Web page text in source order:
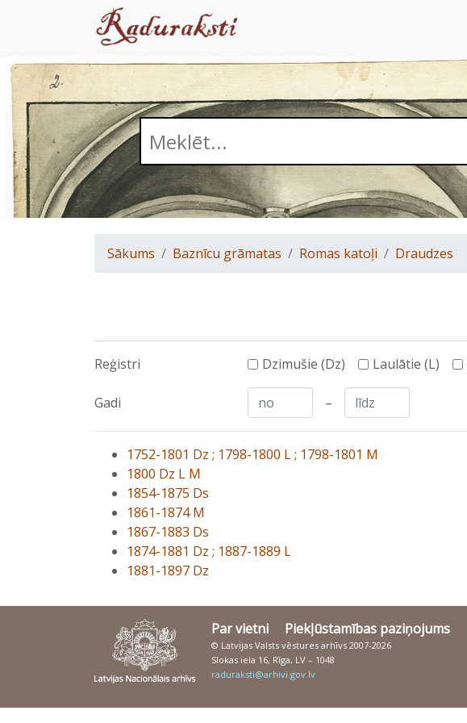
Sākums Baznīcu grāmatas Romas katoļi Draudzes
Reģistri Dzimušie (Dz) Laulātie (L)
Gadi –
1752-1801 Dz ; 1798-1800 L ; 1798-1801 M
1800 Dz L M
1854-1875 Ds
1861-1874 M
1867-1883 Ds
1874-1881 Dz ; 1887-1889 L
1881-1897 Dz
Par vietni Piekļūstamības paziņojums
© Latvijas Valsts vēstures arhīvs 2007-2026
Slokas iela 16, Rīga, LV – 1048
raduraksti@arhivi.gov.lv